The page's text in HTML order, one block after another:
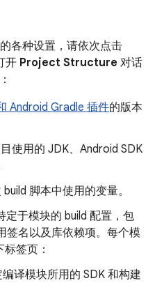
各种设置，请依次点击
开 Project Structure 对话
Android Gradle 插件的版本
目使用的 JDK、Android SDK
build 脚本中使用的变量。
定于模块的 build 配置，包
签名以及库依赖项。每个模
签页：
编译模块所用的 SDK 和构建